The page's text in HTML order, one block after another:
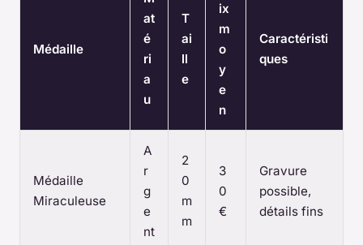
Médaille
at
é
ri
a
u
T
ai
ll
e
ix
m
o
y
e
n
Caractéristi
ques
Médaille
Miraculeuse
A
r
g
e
nt
2
0
m
m
3
0
€
Gravure
possible,
détails fins